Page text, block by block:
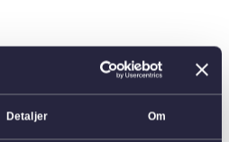
Detaljer Om